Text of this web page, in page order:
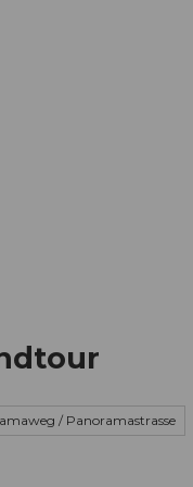
/ Panoramastrasse